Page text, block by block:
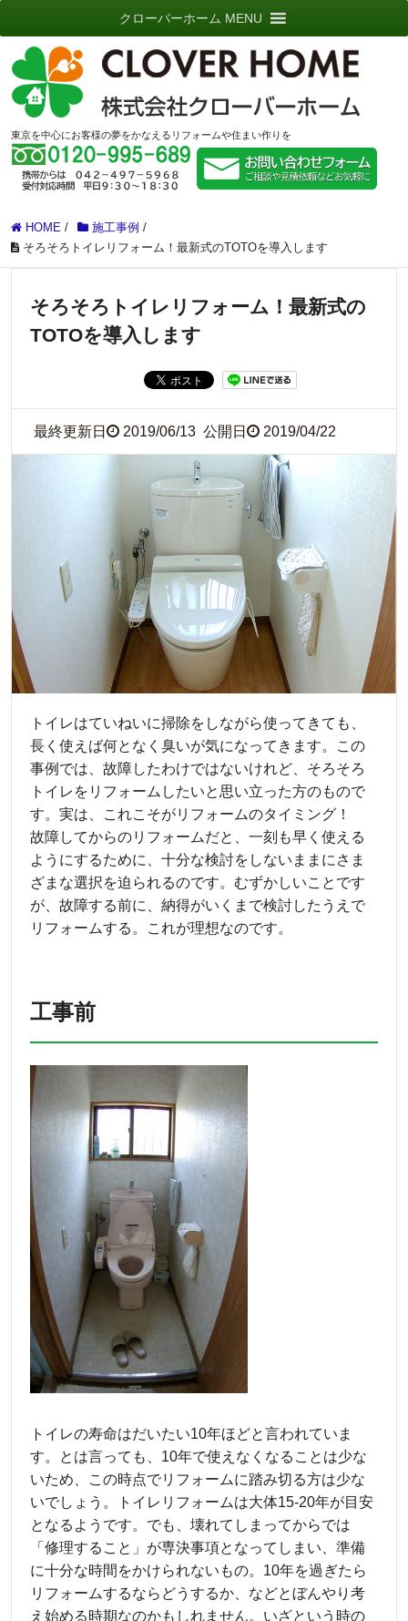
東京を中心にお客様の夢をかなえるリフォームや住まい作りを
クローバーホーム MENU
HOME / 施工事例 /
そろそろトイレリフォーム！最新式のTOTOを導入します
そろそろトイレリフォーム！最新式の
TOTOを導入します
最終更新日 2019/06/13 公開日 2019/04/22
トイレはていねいに掃除をしながら使ってきても、
長く使えば何となく臭いが気になってきます。この
事例では、故障したわけではないけれど、そろそろ
トイレをリフォームしたいと思い立った方のもので
す。実は、これこそがリフォームのタイミング！
故障してからのリフォームだと、一刻も早く使える
ようにするために、十分な検討をしないままにさま
ざまな選択を迫られるのです。むずかしいことです
が、故障する前に、納得がいくまで検討したうえで
リフォームする。これが理想なのです。
工事前
トイレの寿命はだいたい10年ほどと言われていま
す。とは言っても、10年で使えなくなることは少な
いため、この時点でリフォームに踏み切る方は少な
いでしょう。トイレリフォームは大体15-20年が目安
となるようです。でも、壊れてしまってからでは
「修理すること」が専決事項となってしまい、準備
に十分な時間をかけられないもの。10年を過ぎたら
リフォームするならどうするか、などとぼんやり考
え始める時期なのかもしれません。いざという時の